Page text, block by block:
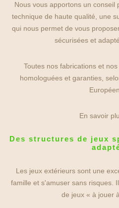
Nous vous apportons un conseil
technique de haute qualité, une
qui nous permet de vous
sécurisées et
Toutes nos fabrications et
homologuées et garanties,
En savoir
Des structures de jeux
Les jeux extérieurs sont une
famille et s'amuser sans risques.
de jeux « à jouer